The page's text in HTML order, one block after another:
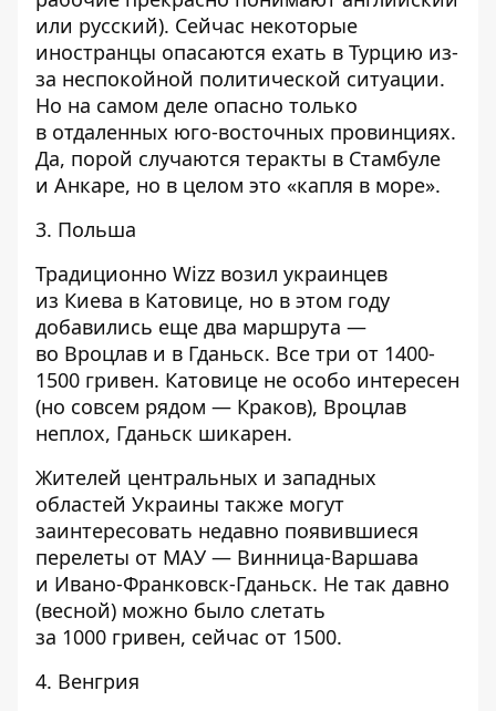
или русский). Сейчас некоторые
иностранцы опасаются ехать в Турцию из-
за неспокойной политической ситуации.
Но на самом деле опасно только
в отдаленных юго-восточных провинциях.
Да, порой случаются теракты в Стамбуле
и Анкаре, но в целом это «капля в море».
3. Польша
Традиционно Wizz возил украинцев
из Киева в Катовице, но в этом году
добавились еще два маршрута —
во Вроцлав и в Гданьск. Все три от 1400-
1500 гривен. Катовице не особо интересен
(но совсем рядом — Краков), Вроцлав
неплох, Гданьск шикарен.
Жителей центральных и западных
областей Украины также могут
заинтересовать недавно появившиеся
перелеты от МАУ — Винница-Варшава
и Ивано-Франковск-Гданьск. Не так давно
(весной) можно было слетать
за 1000 гривен, сейчас от 1500.
4. Венгрия